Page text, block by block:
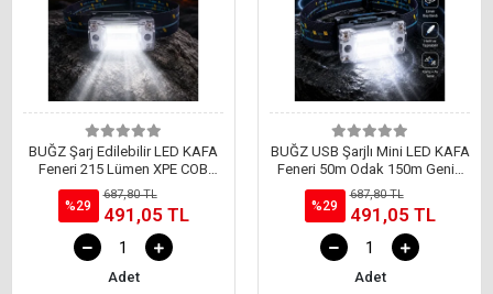
BUĞZ Şarj Edilebilir LED KAFA
Feneri 215 Lümen XPE COB
Güçlü Aydınlatma
%29
687,80 TL
491,05 TL
Adet
BUĞZ USB Şarjlı Mini LED KAFA
Feneri 50m Odak 150m Geniş
Aydınlatma Yeni Nesil
%29
687,80 TL
491,05 TL
Adet